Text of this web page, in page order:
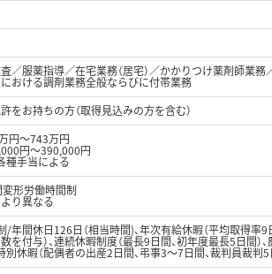
／服薬指導／在宅業務（居宅）／かかりつけ薬剤師業務
おける調剤業務全般ならびに付帯業務
をお持ちの方（取得見込みの方を含む）
円～743万円
円～390,000円
種手当による
形労働時間制
り異なる
/年間休日126日（相当時間)、年次有給休暇（平均取得率
を付与）、連続休暇制度（最長9日間、初年度最長5日間）
別休暇（配偶者の出産2日間、弔事3～7日間、裁判員裁判